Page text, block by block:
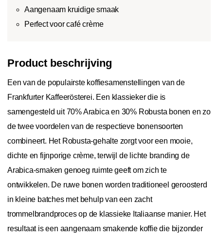
Aangenaam kruidige smaak
Perfect voor café crème
Product beschrijving
Een van de populairste koffiesamenstellingen van de
Frankfurter Kaffeerösterei. Een klassieker die is
samengesteld uit 70% Arabica en 30% Robusta bonen en zo
de twee voordelen van de respectieve bonensoorten
combineert. Het Robusta-gehalte zorgt voor een mooie,
dichte en fijnporige crème, terwijl de lichte branding de
Arabica-smaken genoeg ruimte geeft om zich te
ontwikkelen. De ruwe bonen worden traditioneel geroosterd
in kleine batches met behulp van een zacht
trommelbrandproces op de klassieke Italiaanse manier. Het
resultaat is een aangenaam smakende koffie die bijzonder